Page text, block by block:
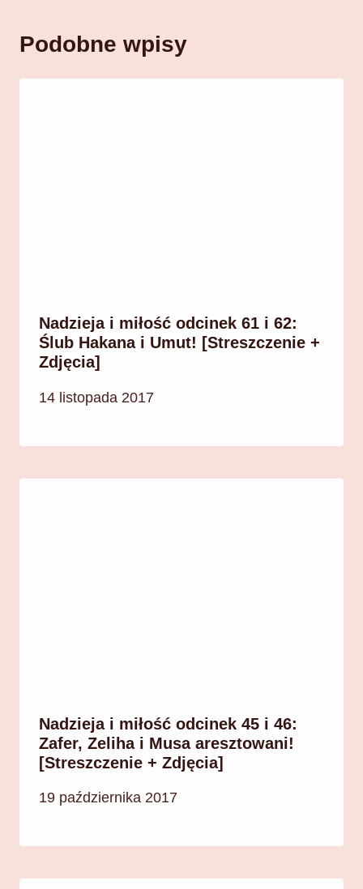
Podobne wpisy
Nadzieja i miłość odcinek 61 i 62:
Ślub Hakana i Umut! [Streszczenie +
Zdjęcia]
14 listopada 2017
Nadzieja i miłość odcinek 45 i 46:
Zafer, Zeliha i Musa aresztowani!
[Streszczenie + Zdjęcia]
19 października 2017